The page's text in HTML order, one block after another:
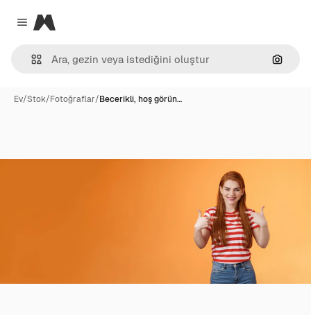
Close menu
Magnific
Ev/Stok/Fotoğraflar/Becerikli, hoş görün…